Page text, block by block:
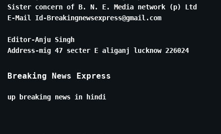
Sister concern of B. N. E. Media network (p) Ltd
E-Mail Id-Breakingnewsexpress@gmail.com
Editor-Anju Singh
Address-mig 47 secter E aliganj lucknow 226024
Breaking News Express
up breaking news in hindi